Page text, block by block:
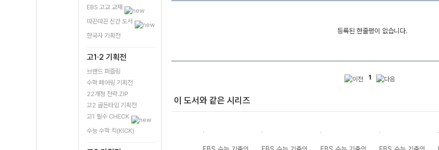
EBS 고교 교재
따끈따끈 신간 도서
한국사 기획전
고1·2 기획전
브랜드 퍼즐링
수학 페어링 기획전
22개정 전략.ZIP
고2 골든타임 기획전
고1 필수 CHECK
수능 수학 킥(KICK)
등록된 한줄평이 없습니다.
1
이 도서와 같은 시리즈